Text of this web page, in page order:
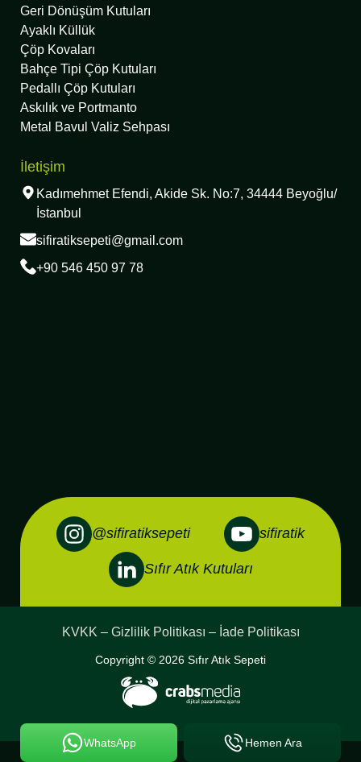
WhatsApp Hemen Ara
Geri Dönüşüm Kutuları
Ayaklı Küllük
Çöp Kovaları
Bahçe Tipi Çöp Kutuları
Pedallı Çöp Kutuları
Askılık ve Portmanto
Metal Bavul Valiz Sehpası
İletişim
Kadımehmet Efendi, Akide Sk. No:7, 34444 Beyoğlu/
İstanbul
sifiratiksepeti@gmail.com
+90 546 450 97 78
@sifiratiksepeti sifiratik
Sıfır Atık Kutuları
KVKK – Gizlilik Politikası – İade Politikası
Copyright © 2026 Sıfır Atık Sepeti